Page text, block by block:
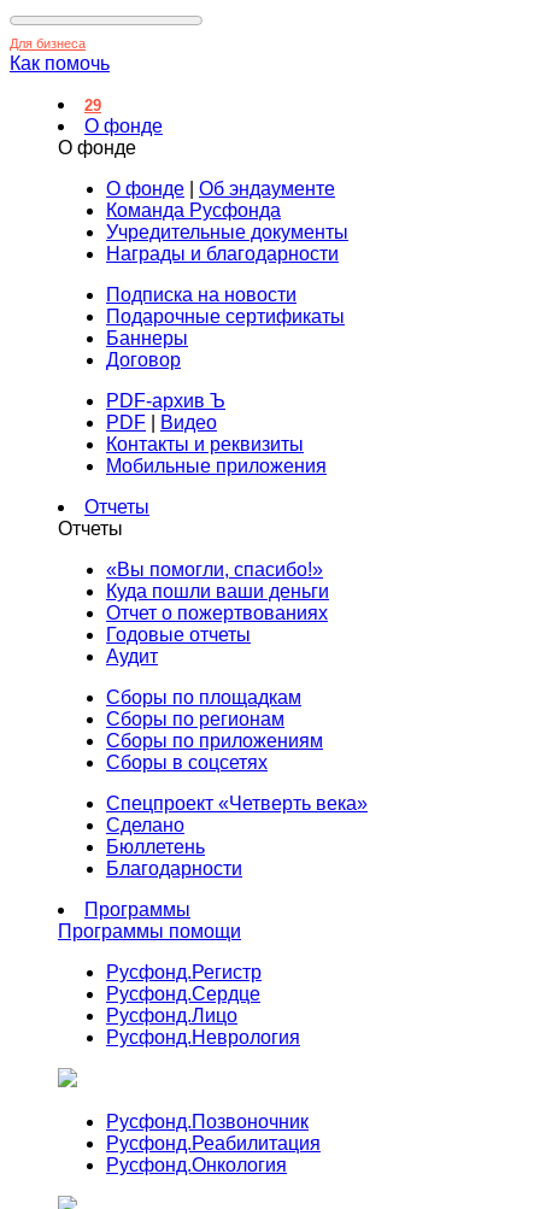
Для бизнеса
Как помочь
29
О фонде
О фонде
О фонде
Об эндаументе
Команда Русфонда
Учредительные документы
Награды и благодарности
Подписка на новости
Подарочные сертификаты
Баннеры
Договор
PDF-архив Ъ
PDF
Видео
Контакты и реквизиты
Мобильные приложения
Отчеты
Отчеты
«Вы помогли, спасибо!»
Куда пошли ваши деньги
Отчет о пожертвованиях
Годовые отчеты
Аудит
Сборы по площадкам
Сборы по регионам
Сборы по приложениям
Сборы в соцсетях
Спецпроект «Четверть века»
Сделано
Бюллетень
Благодарности
Программы
Программы помощи
Русфонд.Регистр
Русфонд.Сердце
Русфонд.Лицо
Русфонд.Неврология
Русфонд.Позвоночник
Русфонд.Реабилитация
Русфонд.Онкология